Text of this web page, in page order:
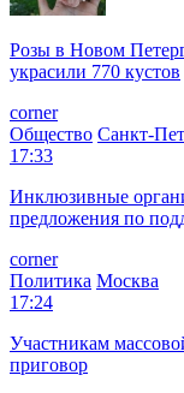
Розы в Новом
украсили 770 кустов
corner
Общество Санкт-
17:33
Инклюзивные
предложения по
corner
Политика Москва
17:24
Участникам
приговор